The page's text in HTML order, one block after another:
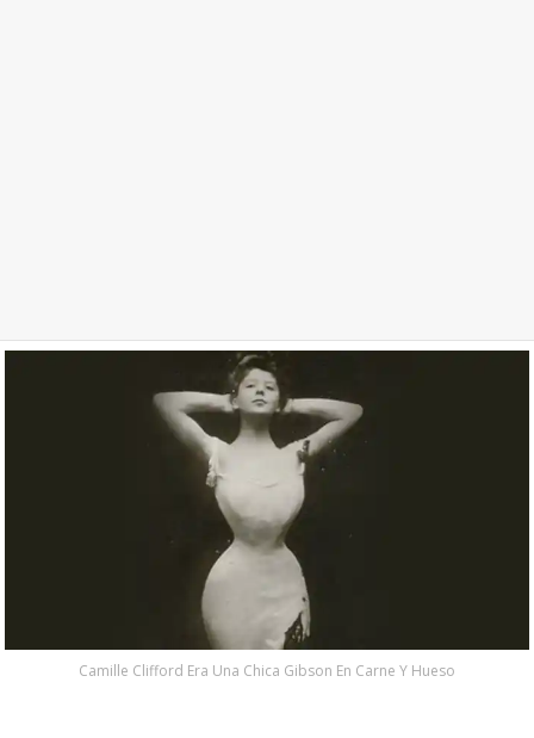
Camille Clifford Era Una Chica Gibson En Carne Y Hueso